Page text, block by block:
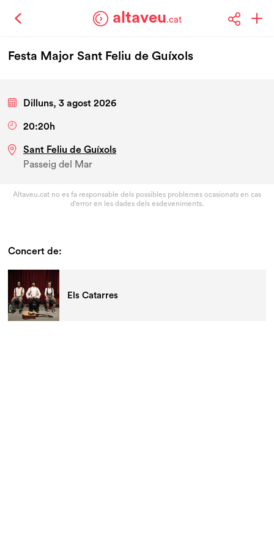
altaveu.cat
Festa Major Sant Feliu de Guíxols
Dilluns, 3 agost 2026
20:20h
Sant Feliu de Guíxols
Passeig del Mar
Altaveu.cat no es fa responsable dels possibles problemes ocasionats en cas
d'error en les dades dels esdeveniments.
Concert de:
Els Catarres